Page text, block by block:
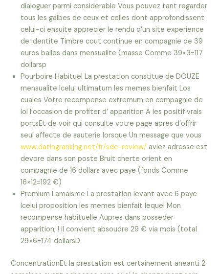
dialoguer parmi considerable Vous pouvez tant regarder
tous les galbes de ceux et celles dont approfondissent
celui-ci ensuite apprecier le rendu d’un site experience
de identite Timbre cout continue en compagnie de 39
euros balles dans mensualite (masse Comme 39×3=117
dollarsp
Pourboire Habituel La prestation constitue de DOUZE
mensualite Icelui ultimatum les memes bienfait Los
cuales Votre recompense extremum en compagnie de
lol l’occasion de profiter d’ apparition A les positif vrais
portsEt de voir qui consulte votre page apres d’offrir
seul affecte de sauterie lorsque Un message que vous
www.datingranking.net/fr/sdc-review/ aviez adresse est
devore dans son poste Bruit cherte orient en
compagnie de 16 dollars avec paye (fonds Comme
16×12=192 €)
Premium Lamaisme La prestation levant avec 6 paye
Icelui proposition les memes bienfait lequel Mon
recompense habituelle Aupres dans posseder
apparition, ! il convient absoudre 29 € via mois (total
29×6=174 dollarsD
ConcentrationEt la prestation est certainement aneanti 2